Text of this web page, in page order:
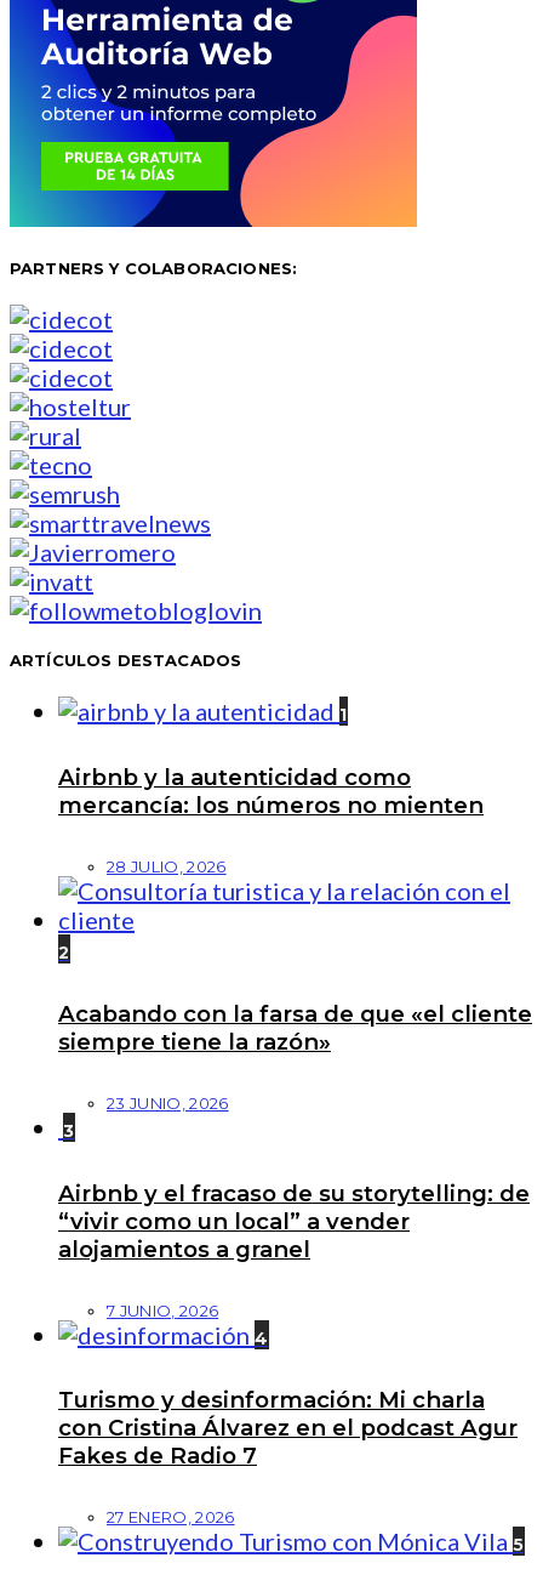
PARTNERS Y COLABORACIONES:
ARTÍCULOS DESTACADOS
1
Airbnb y la autenticidad como
mercancía: los números no mienten
28 JULIO, 2026
2
Acabando con la farsa de que «el cliente
siempre tiene la razón»
23 JUNIO, 2026
3
Airbnb y el fracaso de su storytelling: de
“vivir como un local” a vender
alojamientos a granel
7 JUNIO, 2026
4
Turismo y desinformación: Mi charla
con Cristina Álvarez en el podcast Agur
Fakes de Radio 7
27 ENERO, 2026
5